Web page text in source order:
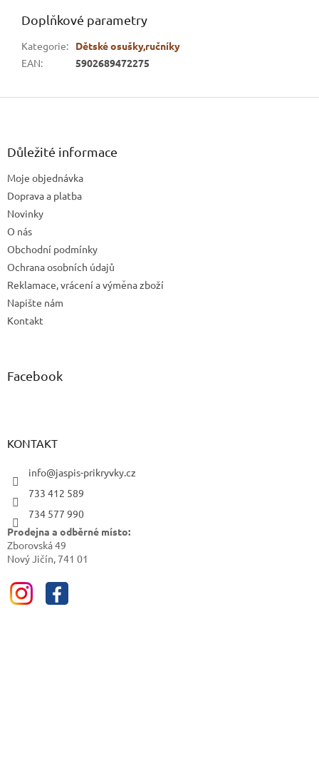
Doplňkové parametry
Kategorie:
Dětské osušky,ručníky
EAN: 5902689472275
Důležité informace
Moje objednávka
Doprava a platba
Novinky
O nás
Obchodní podmínky
Ochrana osobních údajů
Reklamace, vrácení a výměna zboží
Napište nám
Kontakt
Facebook
KONTAKT
info@jaspis-prikryvky.cz
733 412 589
734 577 990
Prodejna a odběrné místo:
Zborovská 49
Nový Jičín, 741 01